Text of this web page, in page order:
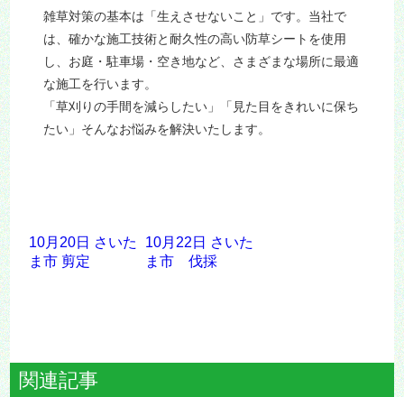
雑草対策の基本は「生えさせないこと」です。当社で
は、確かな施工技術と耐久性の高い防草シートを使用
し、お庭・駐車場・空き地など、さまざまな場所に最適
な施工を行います。
「草刈りの手間を減らしたい」「見た目をきれいに保ち
たい」そんなお悩みを解決いたします。
10月20日 さいた
ま市 剪定
10月22日 さいた
ま市 伐採
関連記事